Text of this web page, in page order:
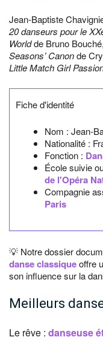
Jean-Baptiste
20 danseurs pour le
Worldde Bruno Bouché,
Seasons’ Canonde
Little Match Girl
Fiche d'identité
Nom : Jean-
Nationalité :
Fonction :
École suivie
de l'Opéra
Compagnie
Paris
💡 Notre dossier
danse classiqueoffre
son influence sur la
Meilleurs
Le rêve : danseuse